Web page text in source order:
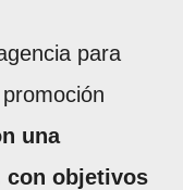
para
una
con objetivos